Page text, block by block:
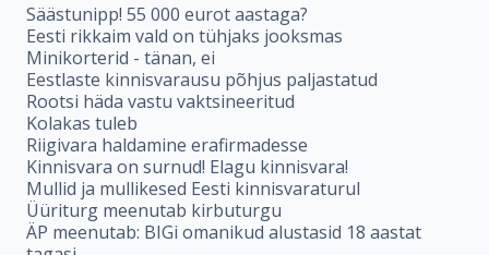
Säästunipp! 55 000 eurot aastaga?
Eesti rikkaim vald on tühjaks jooksmas
Minikorterid - tänan, ei
Eestlaste kinnisvarausu põhjus paljastatud
Rootsi häda vastu vaktsineeritud
Kolakas tuleb
Riigivara haldamine erafirmadesse
Kinnisvara on surnud! Elagu kinnisvara!
Mullid ja mullikesed Eesti kinnisvaraturul
Üüriturg meenutab kirbuturgu
ÄP meenutab: BIGi omanikud alustasid 18 aastat